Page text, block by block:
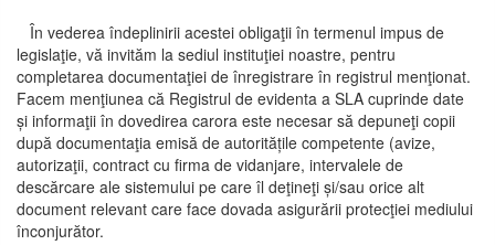
În vederea îndeplinirii acestei obligaţii în termenul impus de
legislaţie, vă invităm la sediul instituţiei noastre, pentru
completarea documentaţiei de înregistrare în registrul menţionat.
Facem menţiunea că Registrul de evidenta a SLA cuprinde date
și informaţii în dovedirea carora este necesar să depuneţi copii
după documentaţia emisă de autoritățile competente (avize,
autorizaţii, contract cu firma de vidanjare, intervalele de
descărcare ale sistemului pe care îl deţineţi și/sau orice alt
document relevant care face dovada asigurării protecţiei mediului
înconjurător.